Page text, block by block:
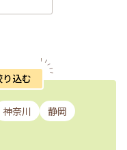
込む
神奈川
静岡